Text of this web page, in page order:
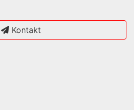
Kontakt